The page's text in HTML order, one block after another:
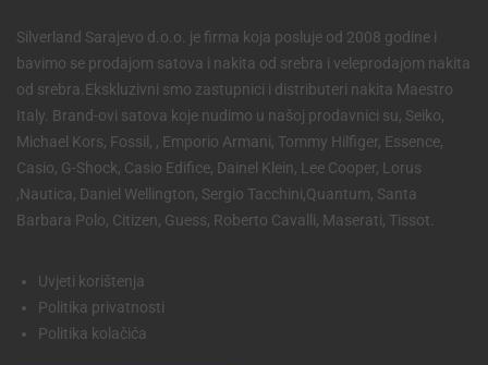
Silverland Sarajevo d.o.o. je firma koja posluje od 2008 godine i
bavimo se prodajom satova i nakita od srebra i veleprodajom nakita
od srebra.Ekskluzivni smo zastupnici i distributeri nakita Maestro
Italy. Brand-ovi satova koje nudimo u našoj prodavnici su, Seiko,
Michael Kors, Fossil, , Emporio Armani, Tommy Hilfiger, Essence,
Casio, G-Shock, Casio Edifice, Dainel Klein, Lee Cooper, Lorus
,Nautica, Daniel Wellington, Sergio Tacchini,Quantum, Santa
Barbara Polo, Citizen, Guess, Roberto Cavalli, Maserati, Tissot.
Uvjeti korištenja
Politika privatnosti
Politika kolačića